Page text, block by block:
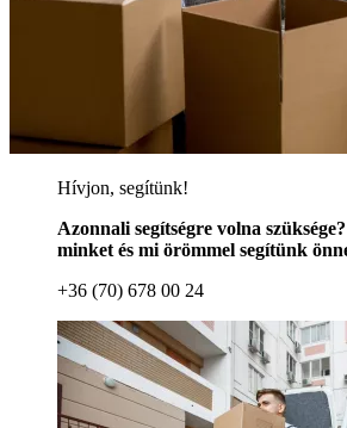
Hívjon, segítünk!
Azonnali segítségre volna
minket és mi örömmel segítünk
+36 (70) 678 00 24